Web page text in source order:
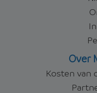
Over
Kosten van